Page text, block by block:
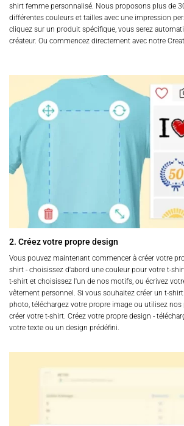
shirt femme personnalisé. Nous proposons plus de
différentes couleurs et tailles avec une impression
cliquez sur un produit spécifique, vous serez
créateur. Ou commencez directement avec notre
2. Créez votre propre design
Vous pouvez maintenant commencer à créer votre
shirt - choisissez d'abord une couleur pour votre t-
t-shirt et choisissez l'un de nos motifs, ou écrivez
vêtement personnel. Si vous souhaitez créer un t-
photo, téléchargez votre propre image ou utilisez
créer votre t-shirt. Créez votre propre design -
votre texte ou un design prédéfini.